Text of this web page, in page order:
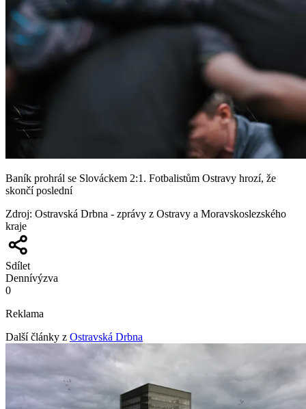
Baník prohrál se Slováckem 2:1. Fotbalistům Ostravy hrozí, že
skončí poslední
Zdroj: Ostravská Drbna - zprávy z Ostravy a Moravskoslezského
kraje
Sdílet
Dennívýzva
0
Reklama
Další články z Ostravská Drbna